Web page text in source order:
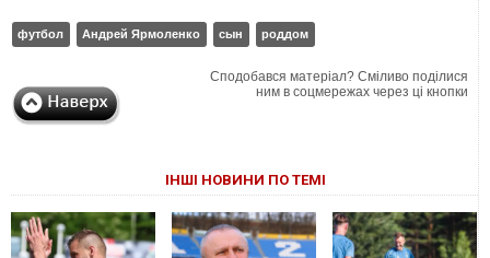
футбол Андрей Ярмоленко сын роддом
Сподобався матеріал? Сміливо поділися
ним в соцмережах через ці кнопки
ІНШІ НОВИНИ ПО ТЕМІ